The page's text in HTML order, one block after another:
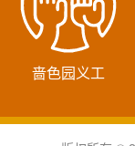
啬色园义工